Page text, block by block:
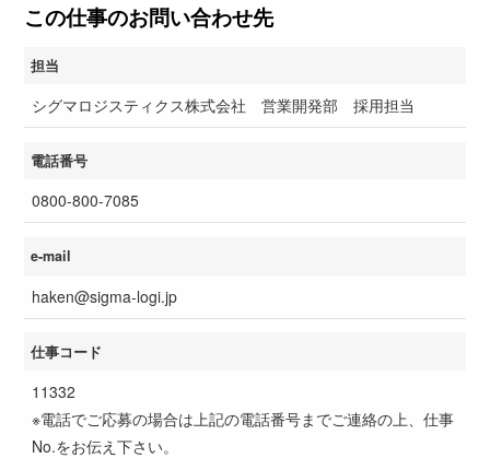
この仕事のお問い合わせ先
担当
シグマロジスティクス株式会社 営業開発部 採用担当
電話番号
0800-800-7085
e-mail
haken@sigma-logi.jp
仕事コード
11332
※電話でご応募の場合は上記の電話番号までご連絡の上、仕事
No.をお伝え下さい。